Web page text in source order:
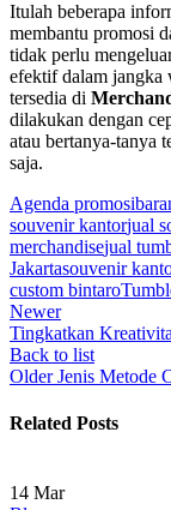
Itulah beberapa
membantu promosi
tidak perlu
efektif dalam jangka
tersedia di
dilakukan dengan
atau bertanya-tanya
saja.
Agenda promosi
souvenir kantorjual
merchandisejual
Jakartasouvenir
custom bintaro
Newer
Tingkatkan
Back to list
Older Jenis Metode
Related Posts
14 Mar